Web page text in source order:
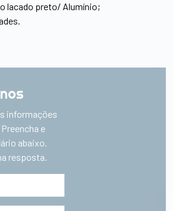
lacado preto/ Alumínio;
informações
e
abaixo.
resposta.